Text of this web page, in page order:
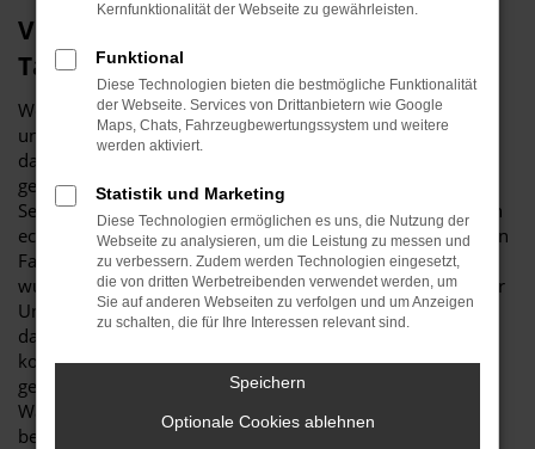
Viele gute Gründe für eine Seat Leon
Tageszulassung in Krefeld
Wer sich für ein neues Fahrzeug interessiert, führt nahezu
unweigerlich umfassende Recherchen durch. Haben Sie
dabei auch schon an eine Seat Leon Tageszulassung
gedacht? Wir fragen deshalb, weil es für Ihr „Unterwegs-
Sein“ in Krefeld kaum eine günstigere Möglichkeit für einen
echten Neuwagen gibt. Die Seat Leon Tageszulassung ist ein
Fahrzeug, das noch keinen einzigen Kilometer gefahren
wurde und entsprechend frisch aus dem Werk stammt. Der
Unterschied zu einem bestellten Neuwagen besteht darin,
dass die Seat Leon Tageszulassung bereits komplett
konfiguriert ist und nur darauf wartet, von Ihnen in Krefeld
gefahren zu werden. Und das ohne Umschweife,
Wartezeiten oder Verzögerungen, denn das Modell steht
bereits bei uns bereit.
Kernfunktionalität der Webseite zu gewährleisten.
Funktional
Diese Technologien bieten die bestmögliche Funktionalität
der Webseite. Services von Drittanbietern wie Google
Maps, Chats, Fahrzeugbewertungssystem und weitere
werden aktiviert.
Statistik und Marketing
Diese Technologien ermöglichen es uns, die Nutzung der
Webseite zu analysieren, um die Leistung zu messen und
zu verbessern. Zudem werden Technologien eingesetzt,
die von dritten Werbetreibenden verwendet werden, um
Sie auf anderen Webseiten zu verfolgen und um Anzeigen
zu schalten, die für Ihre Interessen relevant sind.
Speichern
Optionale Cookies ablehnen